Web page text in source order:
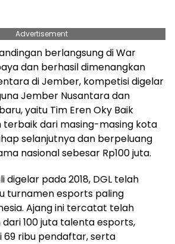
Advertisement
berlangsung di War
dan berhasil dimenangkan
di Jember, kompetisi digelar
Jember Nusantara dan
yaitu Tim Eren Oky Baik
terbaik dari masing-masing kota
selanjutnya dan berpeluang
nasional sebesar Rp100 juta.
digelar pada 2018, DGL telah
turnamen esports paling
Ajang ini tercatat telah
100 juta talenta esports,
69 ribu pendaftar, serta